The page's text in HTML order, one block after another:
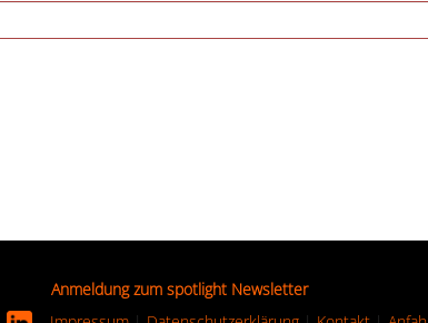
Anmeldung zum spotlight Newsletter